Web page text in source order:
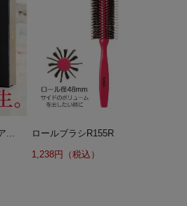
...
ロールブラシR155R
1,238円（税込）